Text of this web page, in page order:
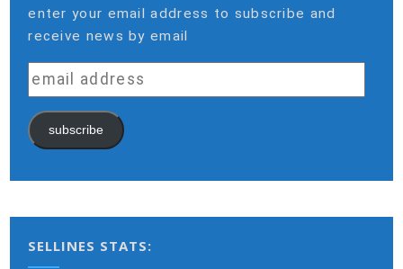
enter your email address to subscribe and
receive news by email
email
address
subscribe
SELLINES STATS: